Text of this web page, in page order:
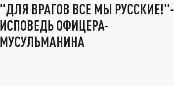
"ДЛЯ ВРАГОВ ВСЕ МЫ РУССКИЕ!"-
ИСПОВЕДЬ ОФИЦЕРА-
МУСУЛЬМАНИНА